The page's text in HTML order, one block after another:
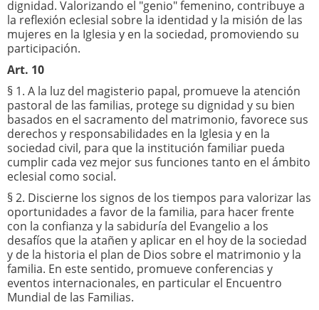
dignidad. Valorizando el "genio" femenino, contribuye a
la reflexión eclesial sobre la identidad y la misión de las
mujeres en la Iglesia y en la sociedad, promoviendo su
participación.
Art. 10
§ 1. A la luz del magisterio papal, promueve la atención
pastoral de las familias, protege su dignidad y su bien
basados en el sacramento del matrimonio, favorece sus
derechos y responsabilidades en la Iglesia y en la
sociedad civil, para que la institución familiar pueda
cumplir cada vez mejor sus funciones tanto en el ámbito
eclesial como social.
§ 2. Discierne los signos de los tiempos para valorizar las
oportunidades a favor de la familia, para hacer frente
con la confianza y la sabiduría del Evangelio a los
desafíos que la atañen y aplicar en el hoy de la sociedad
y de la historia el plan de Dios sobre el matrimonio y la
familia. En este sentido, promueve conferencias y
eventos internacionales, en particular el Encuentro
Mundial de las Familias.